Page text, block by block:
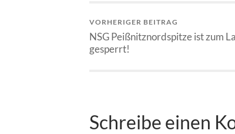
VORHERIGER BEITRAG
NSG Peißnitznordspitze ist zum
gesperrt!
Schreibe einen